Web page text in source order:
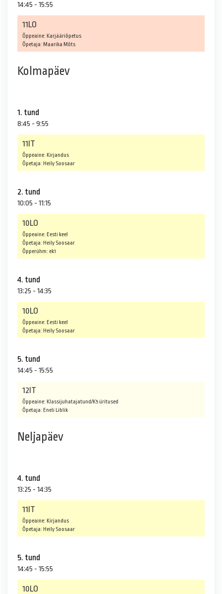
14:45 - 15:55
11LO
Õppeaine: Karjääriõpetus
Õpetaja: Maarika Mõts
Kolmapäev
1. tund
8:45 - 9:55
11IT
Õppeaine: Kirjandus
Õpetaja: Heily Soosaar
2. tund
10:05 - 11:15
10LO
Õppeaine: Eesti keel
Õpetaja: Heily Soosaar
Õpperühm: ek1
4. tund
13:25 - 14:35
10LO
Õppeaine: Eesti keel
Õpetaja: Heily Soosaar
5. tund
14:45 - 15:55
12IT
Õppeaine: Klassijuhatajatund/K5 üritused
Õpetaja: Eneli Liblik
Neljapäev
4. tund
13:25 - 14:35
11IT
Õppeaine: Kirjandus
Õpetaja: Heily Soosaar
5. tund
14:45 - 15:55
10LO